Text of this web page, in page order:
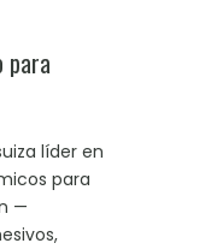
para
líder en
para
—